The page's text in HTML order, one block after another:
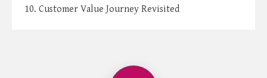
10. Customer Value Journey Revisited